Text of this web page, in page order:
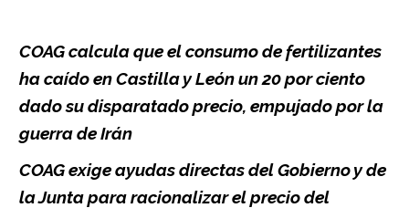
COAG calcula que el consumo de fertilizantes
ha caído en Castilla y León un 20 por ciento
dado su disparatado precio, empujado por la
guerra de Irán
COAG exige ayudas directas del Gobierno y de
la Junta para racionalizar el precio del